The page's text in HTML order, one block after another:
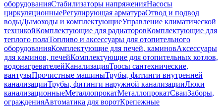
оборудованияСтабилизаторы напряженияНасосы
циркуляционныеРегулирующая арматураОтвод и подвод
водыДымоходы и комплектующиеУправление климатической
техникойКомплектующие для радиаторовКомплектующие для
теплого полаТопливо и аксессуары для отопительного
оборудованияКомплектующие для печей, каминовАксессуары
для каминов, печейКомплектующие для отопительных котлов,
водонагревателейКанализацияТросы сантехнические,
вантузыПрочистные машиныТрубы, фитинги внутренней
канализацииТрубы, фитинги наружной канализацииЛюки
канализационныеМеталлопрокатМеталлопрокатСваиЗаборы,
огражденияАвтоматика для воротКрепежные